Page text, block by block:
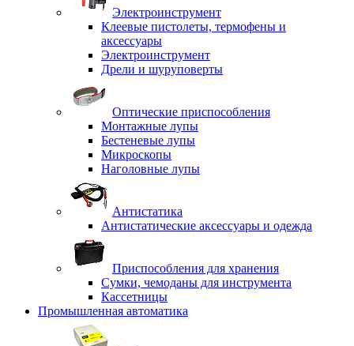
Электроинструмент
Клеевые пистолеты, термофены и
аксессуары
Электроинструмент
Дрели и шуруповерты
Оптические приспособления
Монтажные лупы
Бестеневые лупы
Микроскопы
Наголовные лупы
Антистатика
Антистатические аксессуары и одежда
Приспособления для хранения
Сумки, чемоданы для инструмента
Кассетницы
Промышленная автоматика